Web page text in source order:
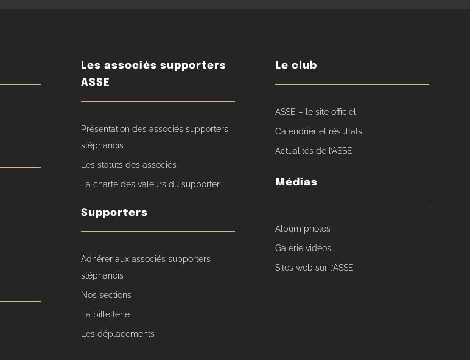
Les associés supporters
ASSE
Présentation des associés supporters
stéphanois
Les statuts des associés
La charte des valeurs du supporter
Supporters
Adhérer aux associés supporters
stéphanois
Nos sections
La billetterie
Les déplacements
Le club
ASSE – le site officiel
Calendrier et résultats
Actualités de l’ASSE
Médias
Album photos
Galerie vidéos
Sites web sur l’ASSE